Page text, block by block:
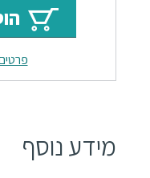
מידע נוסף